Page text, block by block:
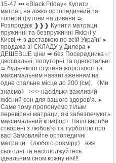
15-47 ••• «Black Friday» Купити
матрац на ліжко ортопедичний та
топери футони на дивани ➭
Розпродаж ❱❱❱ Купити матраци
пружинні та безпружинні Якісні у
Києві ✈ з доставкою по всій Україні ➤
продажа зі СКЛАДУ у Дилера ♦
ДЕШЕВШЕ ціни ➡ без Посередника ✅
двоспальні, полуторні та односпальні
➭ будь-якого ступеня жорсткості та
максимальним навантаженням на
одне спальне місце до 200 (см). 《Ми
знаємо》 >>> наскільки важливий
якісний сон для вашого здоров’я. ➤
Саме тому пропонуємо тільки
перевірені матраци, які забезпечують
максимальний комфорт. Наші вироби
створені з любов’ю та турботою про
вас! Замовляйте ортопедичні
матраци 《любого розміру》 вже
сьогодні та насолоджуйтесь
ідеальним сном кожну ніч!!!